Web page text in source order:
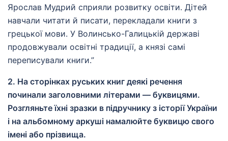
Ярослав Мудрий сприяли розвитку освіти. Дітей
навчали читати й писати, перекладали книги з
грецької мови. У Волинсько-Галицькій державі
продовжували освітні традиції, а князі самі
переписували книги.”
2. На сторінках руських книг деякі речення
починали заголовними літерами — буквицями.
Розгляньте їхні зразки в підручнику з історії України
і на альбомному аркуші намалюйте буквицю свого
імені або прізвища.